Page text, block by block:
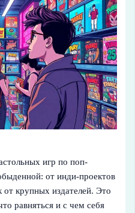
игр по поп-
от инди-проектов
от крупных издателей. Это
равняться и с чем себя